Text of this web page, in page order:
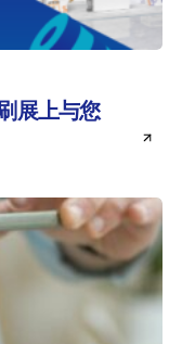
展上与您